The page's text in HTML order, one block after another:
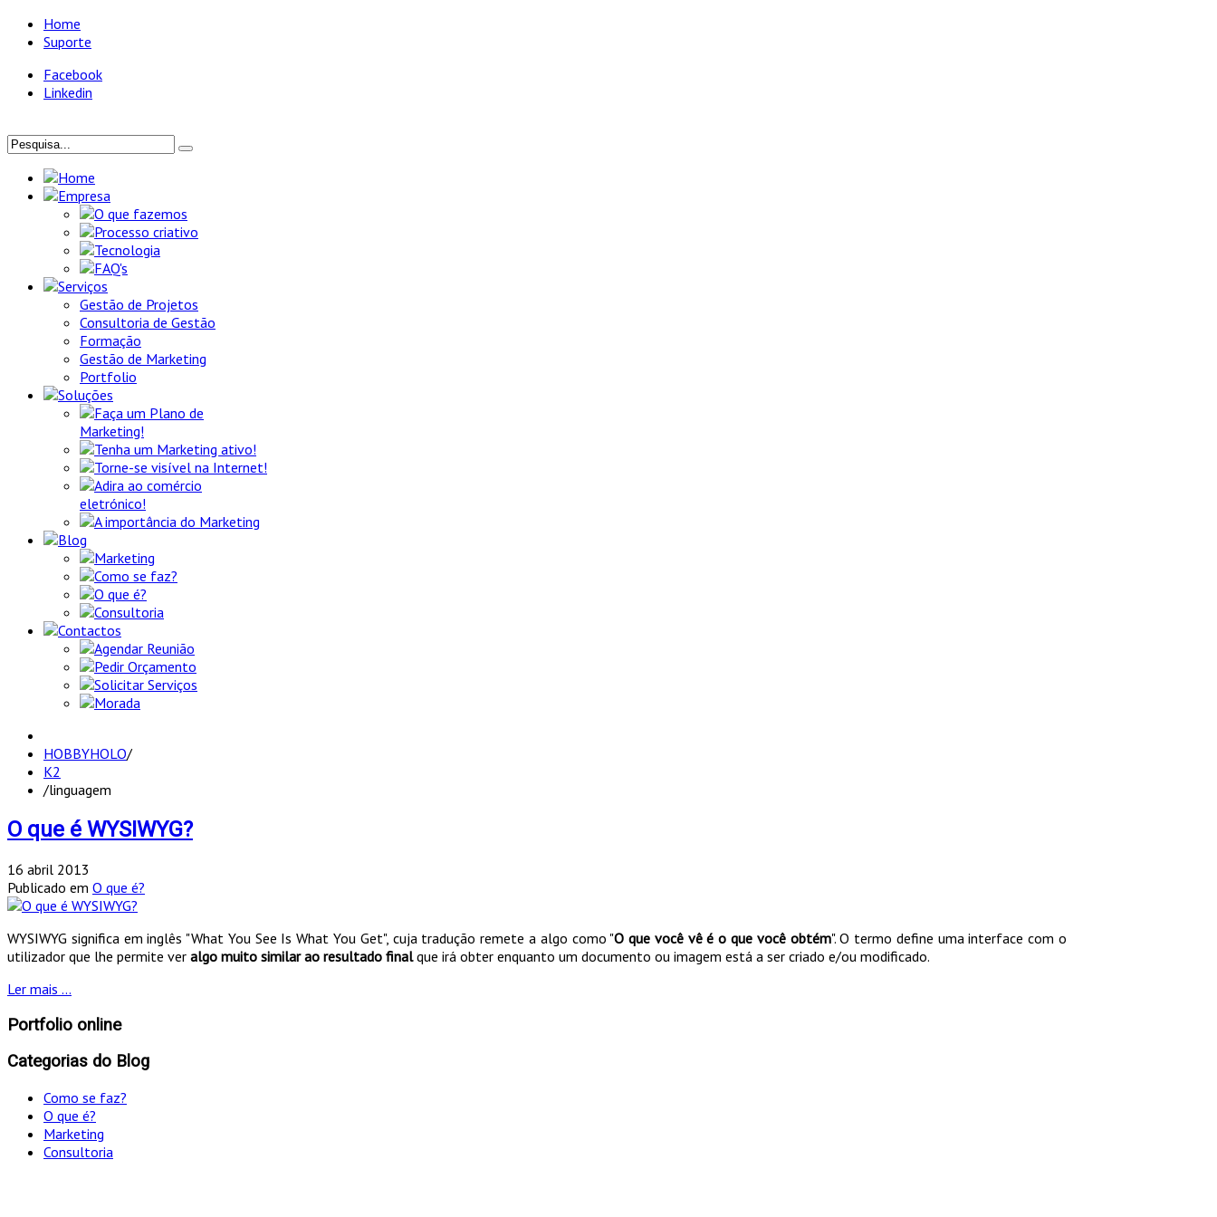
Home
Suporte
Facebook
Linkedin
Home
Empresa
O que fazemos
Processo criativo
Tecnologia
FAQ's
Serviços
Gestão de Projetos
Consultoria de Gestão
Formação
Gestão de Marketing
Portfolio
Soluções
Faça um Plano de
Marketing!
Tenha um Marketing ativo!
Torne-se visível na Internet!
Adira ao comércio
eletrónico!
A importância do Marketing
Blog
Marketing
Como se faz?
O que é?
Consultoria
Contactos
Agendar Reunião
Pedir Orçamento
Solicitar Serviços
Morada
HOBBYHOLO/
K2
/linguagem
O que é WYSIWYG?
16 abril 2013
Publicado em O que é?
WYSIWYG significa em inglês "What You See Is What You Get", cuja tradução remete a algo como "O que você vê é o que você obtém". O termo define uma interface com o
utilizador que lhe permite ver algo muito similar ao resultado finalque irá obter enquanto um documento ou imagem está a ser criado e/ou modificado.
Ler mais ...
Portfolio online
Categorias do Blog
Como se faz?
O que é?
Marketing
Consultoria